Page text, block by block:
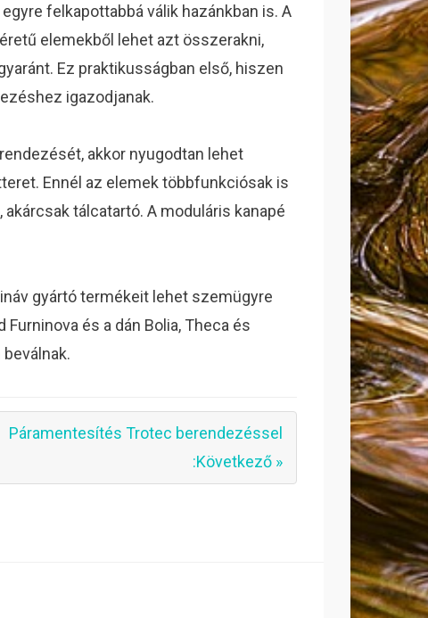
felkapottabbá válik hazánkban is. A
elemekből lehet azt összerakni,
Ez praktikusságban első, hiszen
igazodjanak.
akkor nyugodtan lehet
Ennél az elemek többfunkciósak is
tálcatartó. A moduláris kanapé
gyártó termékeit lehet szemügyre
és a dán Bolia, Theca és
Páramentesítés Trotec berendezéssel
:Következő »